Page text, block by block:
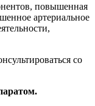
повышенная
артериальное
со